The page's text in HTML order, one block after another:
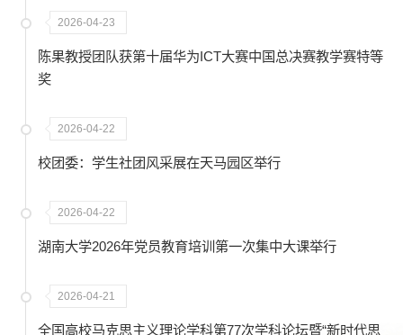
2026-04-23
陈果教授团队获第十届华为ICT大赛中国总决赛教学赛特等
奖
2026-04-22
校团委：学生社团风采展在天马园区举行
2026-04-22
湖南大学2026年党员教育培训第一次集中大课举行
2026-04-21
全国高校马克思主义理论学科第77次学科论坛暨“新时代思